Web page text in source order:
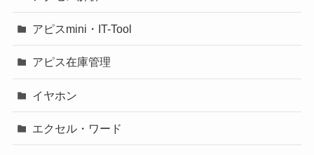
アピスmini・IT-Tool
アピス在庫管理
イヤホン
エクセル・ワード